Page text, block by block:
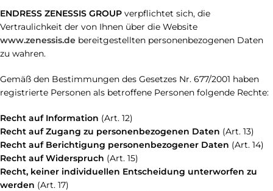
ENDRESS ZENESSIS GROUP verpflichtet sich, die
Vertraulichkeit der von Ihnen über die Website
www.zenessis.de bereitgestellten personenbezogenen Daten
zu wahren.
Gemäß den Bestimmungen des Gesetzes Nr. 677/2001 haben
registrierte Personen als betroffene Personen folgende Rechte:
Recht auf Information (Art. 12)
Recht auf Zugang zu personenbezogenen Daten (Art. 13)
Recht auf Berichtigung personenbezogener Daten (Art. 14)
Recht auf Widerspruch (Art. 15)
Recht, keiner individuellen Entscheidung unterworfen zu
werden (Art. 17)